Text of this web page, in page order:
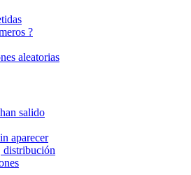
?
aleatorias
salido
aparecer
distribución